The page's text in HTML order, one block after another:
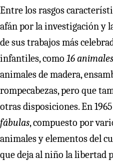
Entre los rasgos
afán por la investigación y
de sus trabajos más
infantiles, como 16 animales
animales de madera,
rompecabezas, pero que
otras disposiciones. En
fábulas, compuesto por
animales y elementos del
que deja al niño la libertad